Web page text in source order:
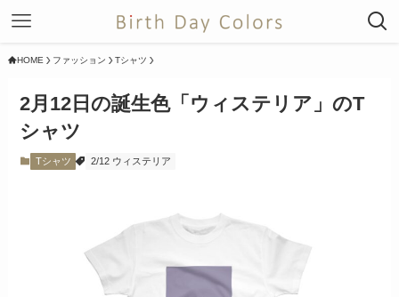
HOME ファッション Tシャツ
2月12日の誕生色「ウィステリア」のT
シャツ
Tシャツ 2/12 ウィステリア